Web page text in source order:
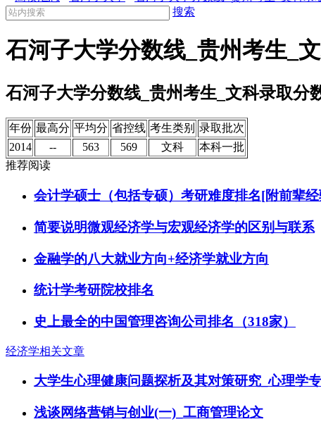
搜索
石河子大学分数线_贵州考生_
石河子大学分数线_贵州考生_文科录取分
年份 最高分 平均分 省控线 考生类别 录取批次
2014
-- 563 569 文科
本科一批
推荐阅读
会计学硕士（包括专硕）考研难度排名[附前辈
简要说明微观经济学与宏观经济学的区别与联系
金融学的八大就业方向+经济学就业方向
统计学考研院校排名
史上最全的中国管理咨询公司排名（318家）
经济学相关文章
大学生心理健康问题探析及其对策研究_心理学
浅谈网络营销与创业(一)_工商管理论文